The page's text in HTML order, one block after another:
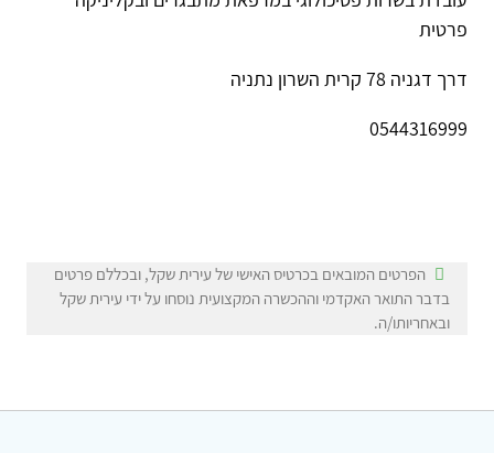
פרטית
דרך דגניה 78 קרית השרון נתניה
0544316999
הפרטים המובאים בכרטיס האישי של עירית שקל, ובכללם פרטים
בדבר התואר האקדמי וההכשרה המקצועית נוסחו על ידי עירית שקל
ובאחריותו/ה.